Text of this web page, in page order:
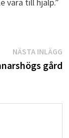
NÄSTA INLÄGG
gård